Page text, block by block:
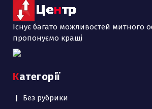
Існує багато можливостей митного
пропонуємо кращі
Категорії
Без рубрики